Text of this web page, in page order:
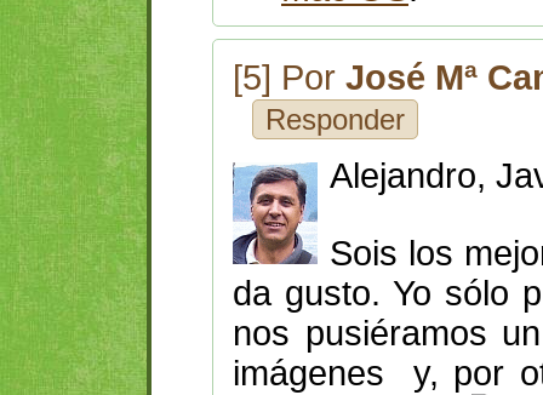
[5] Por José Mª
Responder
Alejandro,
Sois los
da gusto. Yo sólo
nos pusiéramos
imágenes y, por